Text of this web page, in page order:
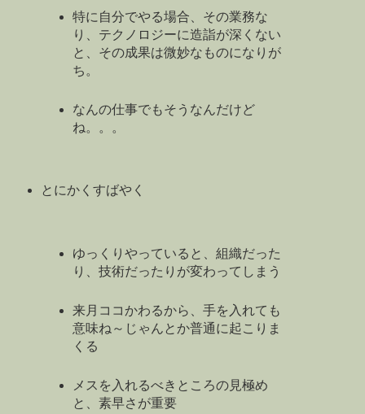
特に自分でやる場合、その業務な
り、テクノロジーに造詣が深くない
と、その成果は微妙なものになりが
ち。
なんの仕事でもそうなんだけど
ね。。。
とにかくすばやく
ゆっくりやっていると、組織だった
り、技術だったりが変わってしまう
来月ココかわるから、手を入れても
意味ね～じゃんとか普通に起こりま
くる
メスを入れるべきところの見極め
と、素早さが重要